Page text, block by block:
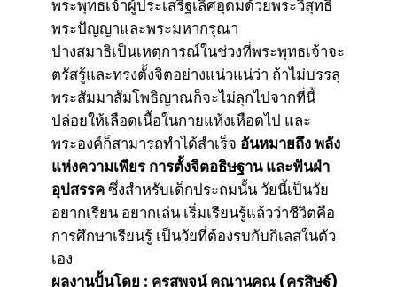
พระพุทธเจ้าผู้ประเสริฐเลิศอุดมด้วยพระวิสุทธิ
พระปัญญาและพระมหากรุณา
ปางสมาธิเป็นเหตุการณ์ในช่วงที่พระพุทธเจ้าจะ
ตรัสรู้และทรงตั้งจิตอย่างแน่วแน่ว่า ถ้าไม่บรรลุ
พระสัมมาสัมโพธิญาณก็จะไม่ลุกไปจากที่นี้
ปล่อยให้เลือดเนื้อในกายแห้งเหือดไป และ
พระองค์ก็สามารถทำได้สำเร็จ อันหมายถึง พลัง
แห่งความเพียร การตั้งจิตอธิษฐาน และฟันฝ่า
อุปสรรคซึ่งสำหรับเด็กประถมนั้น วัยนี้เป็นวัย
อยากเรียน อยากเล่น เริ่มเรียนรู้แล้วว่าชีวิตคือ
การศึกษาเรียนรู้ เป็นวัยที่ต้องรบกับกิเลสในตัว
เอง
ผลงานปั้นโดย : ครูสุพจน์ คุณานุคุณ (ครูสิษฐ์)